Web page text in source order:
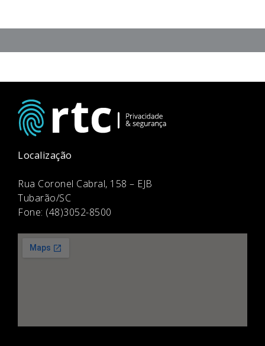
Localização
Rua Coronel Cabral, 158 – EJB
Tubarão/SC
Fone: (48)3052-8500